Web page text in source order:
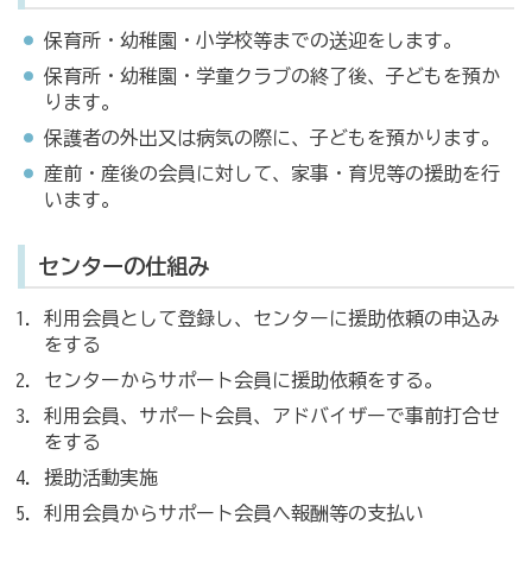
保育所・幼稚園・小学校等までの送迎をします。
保育所・幼稚園・学童クラブの終了後、子どもを預か
ります。
保護者の外出又は病気の際に、子どもを預かります。
産前・産後の会員に対して、家事・育児等の援助を行
います。
センターの仕組み
利用会員として登録し、センターに援助依頼の申込み
をする
センターからサポート会員に援助依頼をする。
利用会員、サポート会員、アドバイザーで事前打合せ
をする
援助活動実施
利用会員からサポート会員へ報酬等の支払い